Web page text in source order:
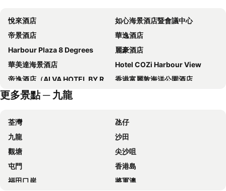
悅來酒店
如心海景酒店暨會議中心
帝景酒店
華逸酒店
Harbour Plaza 8 Degrees
麗豪酒店
華美達海景酒店
Hotel COZi Harbour View
帝逸酒店（ALVA HOTEL BY ROYAL）
香港富麗敦海洋公園酒店
旺角維景酒店
帝京酒店
Dorsett Kwun Tong, Hong Kong
九龍維景酒店
歷山酒店
IW Hotel
香港珀麗酒店
帝都香港酒店
Harbour Plaza North Point
Dorsett Tsuen Wan, Hong Kong
冠藍軒(鴨脷洲)
更多景點 ─ 九龍
荃灣
氹仔
九龍
沙田
觀塘
尖沙咀
屯門
香港島
福田口岸
將軍澳